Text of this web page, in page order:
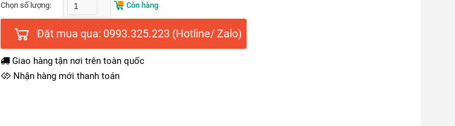
Chọn số lượng: Còn hàng
Đặt mua qua: 0993.325.223 (Hotline/ Zalo)
Giao hàng tận nơi trên toàn quốc
Nhận hàng mới thanh toán